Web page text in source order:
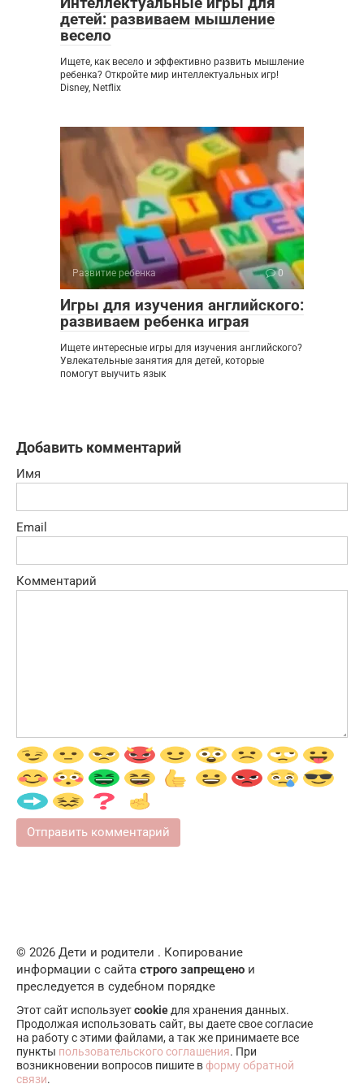
детей: развиваем мышление
весело
Ищете, как весело и эффективно развить мышление
ребенка? Откройте мир интеллектуальных игр!
Disney, Netflix
Развитие ребенка 0
Игры для изучения английского:
развиваем ребенка играя
Ищете интересные игры для изучения английского?
Увлекательные занятия для детей, которые
помогут выучить язык
Добавить комментарий
Имя
Email
Комментарий
© 2026 Дети и родители . Копирование
информации с сайта строго запрещено и
преследуется в судебном порядке
Этот сайт используетcookie для хранения данных.
Продолжая использовать сайт, вы даете свое согласие
на работу с этими файлами, а так же принимаете все
пункты пользовательского соглашения. При
возникновении вопросов пишите вформу обратной
связи.